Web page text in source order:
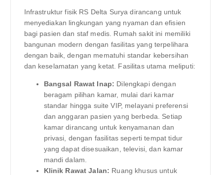
Infrastruktur fisik RS Delta Surya dirancang untuk
menyediakan lingkungan yang nyaman dan efisien
bagi pasien dan staf medis. Rumah sakit ini memiliki
bangunan modern dengan fasilitas yang terpelihara
dengan baik, dengan mematuhi standar kebersihan
dan keselamatan yang ketat. Fasilitas utama meliputi:
Bangsal Rawat Inap: Dilengkapi dengan
beragam pilihan kamar, mulai dari kamar
standar hingga suite VIP, melayani preferensi
dan anggaran pasien yang berbeda. Setiap
kamar dirancang untuk kenyamanan dan
privasi, dengan fasilitas seperti tempat tidur
yang dapat disesuaikan, televisi, dan kamar
mandi dalam.
Klinik Rawat Jalan: Ruang khusus untuk